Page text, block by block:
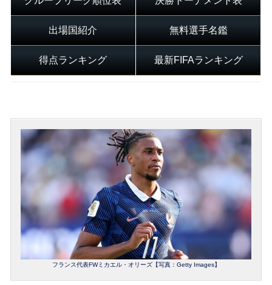
出場国紹介 無料選手名鑑
得点ランキング 最新FIFAランキング
フランス代表FWミカエル・オリーズ【写真：Getty Images】